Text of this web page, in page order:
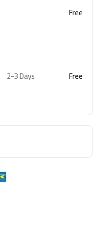
Free
2-3 Days Free